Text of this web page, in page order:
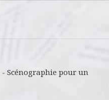
-Scénographie pour un